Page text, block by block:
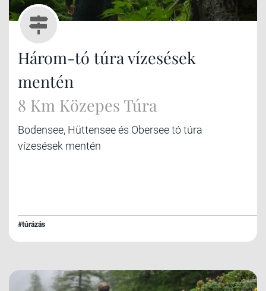
Három-tó túra vízesések
mentén
8 Km Közepes Túra
Bodensee, Hüttensee és Obersee tó túra
vízesések mentén
#túrázás